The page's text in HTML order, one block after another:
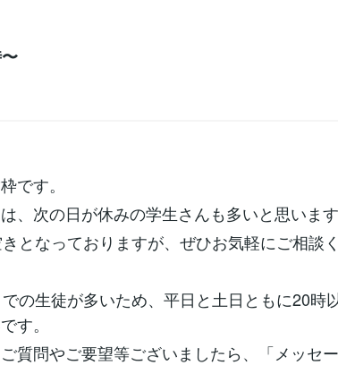
です。
、次の日が休みの学生さんも多いと思いま
となっておりますが、ぜひお気軽にご相談
の生徒が多いため、平日と土日ともに20時
す。
質問やご要望等ございましたら、「メッセ